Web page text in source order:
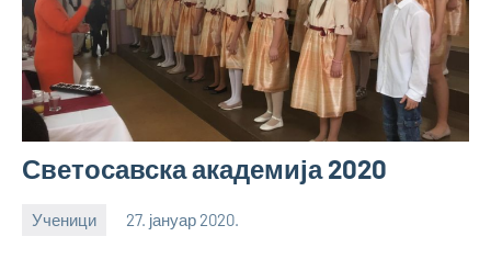
Светосавска академија 2020
Ученици 27. јануар 2020.
bstankovic